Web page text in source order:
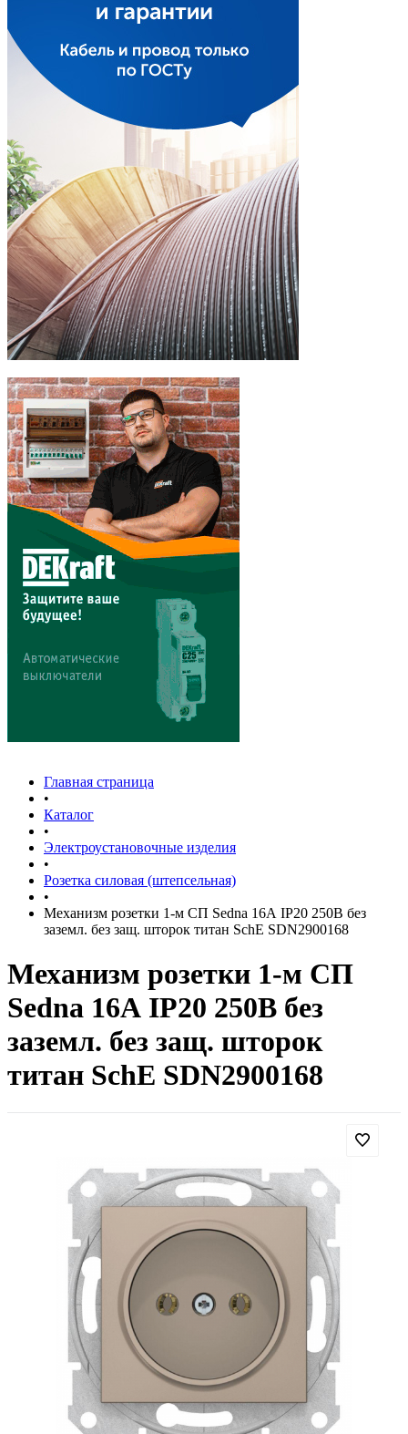
Главная страница
•
Каталог
•
Электроустановочные изделия
•
Розетка силовая (штепсельная)
•
Механизм розетки 1-м СП Sedna 16А IP20 250В без
заземл. без защ. шторок титан SchE SDN2900168
Механизм розетки 1-м СП
Sedna 16А IP20 250В без
заземл. без защ. шторок
титан SchE SDN2900168